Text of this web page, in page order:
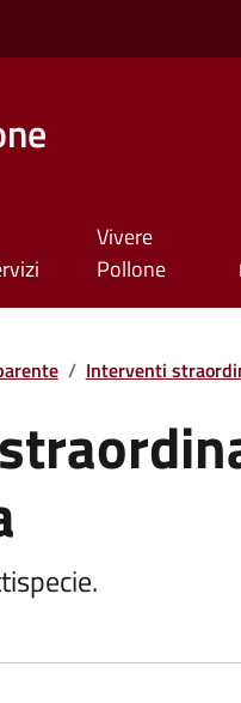
Vivere
Pollone
/ Interventi